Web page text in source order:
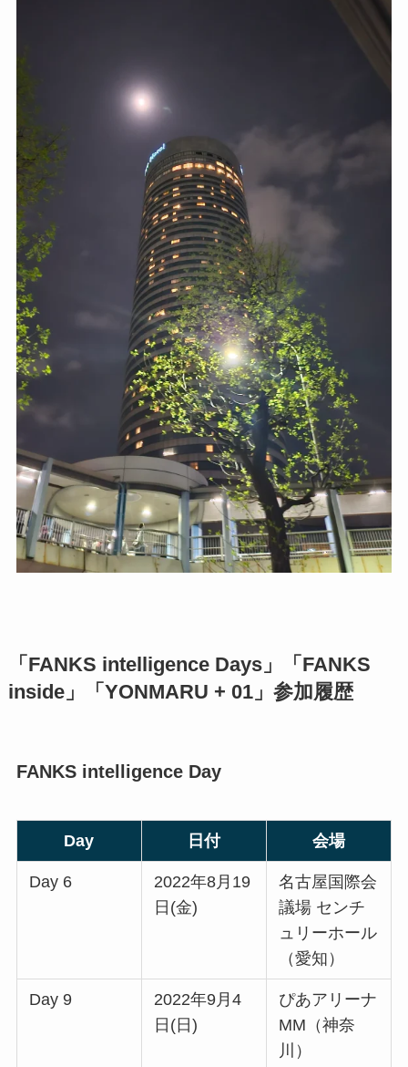
「FANKS intelligence Days」「FANKS
inside」「YONMARU + 01」参加履歴
FANKS intelligence Day
Day 日付 会場
Day 6
2022年8月19
日(金)
名古屋国際会
議場 センチ
ュリーホール
（愛知）
Day 9
2022年9月4
日(日)
ぴあアリーナ
MM（神奈
川）